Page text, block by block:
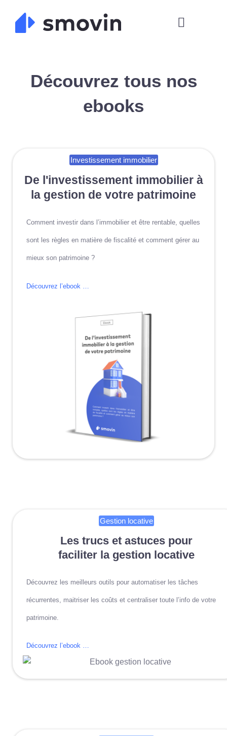
content
Découvrez tous nos
ebooks
Investissement immobilier
De l'investissement immobilier à
la gestion de votre patrimoine
Comment investir dans l’immobilier et être rentable, quelles
sont les règles en matière de fiscalité et comment gérer au
mieux son patrimoine ?
Découvrez l’ebook …
Gestion locative
Les trucs et astuces pour
faciliter la gestion locative
Découvrez les meilleurs outils pour automatiser les tâches
récurrentes, maitriser les coûts et centraliser toute l’info de votre
patrimoine.
Découvrez l’ebook …